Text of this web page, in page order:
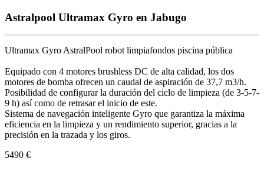
Astralpool Ultramax Gyro en Jabugo
Ultramax Gyro AstralPool robot limpiafondos piscina pública
Equipado con 4 motores brushless DC de alta calidad, los dos
motores de bomba ofrecen un caudal de aspiración de 37,7 m3/h.
Posibilidad de configurar la duración del ciclo de limpieza (de 3-5-7-
9 h) así como de retrasar el inicio de este.
Sistema de navegación inteligente Gyro que garantiza la máxima
eficiencia en la limpieza y un rendimiento superior, gracias a la
precisión en la trazada y los giros.
5490 €